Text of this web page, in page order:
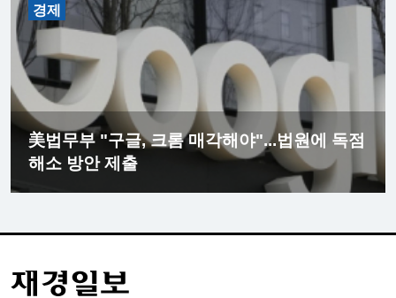
경제
美법무부 "구글, 크롬 매각해야"...법원에 독점
해소 방안 제출